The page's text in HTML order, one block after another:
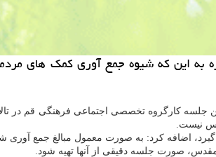
به این كه شیوه جمع آوری كمك
كارگروه تخصصی اجتماعی فرهنگی قم در
نیست.
اضافه كرد: به صورت معمول مبالغ جمع
صورت جلسه دقیقی از آنها تهیه شود.